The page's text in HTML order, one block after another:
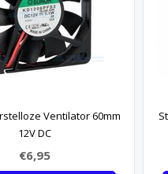
Ventilator 60mm
12V DC
€6,95